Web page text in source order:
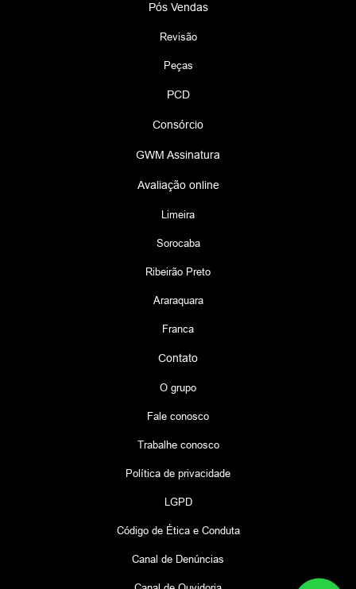
Pós Vendas
Revisão
Peças
PCD
Consórcio
GWM Assinatura
Avaliação online
Limeira
Sorocaba
Ribeirão Preto
Araraquara
Franca
Contato
O grupo
Fale conosco
Trabalhe conosco
Política de privacidade
LGPD
Código de Ética e Conduta
Canal de Denúncias